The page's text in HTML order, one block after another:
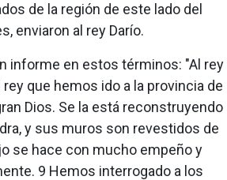
de la región de este lado del
enviaron al rey Darío.
informe en estos términos: "Al rey
rey que hemos ido a la provincia de
Dios. Se la está reconstruyendo
y sus muros son revestidos de
se hace con mucho empeño y
9 Hemos interrogado a los